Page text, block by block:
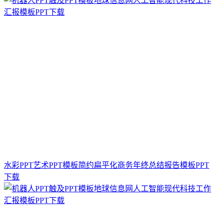
水彩PPT艺术PPT模板简约扁平化商务年终总结报告模板PPT
下载